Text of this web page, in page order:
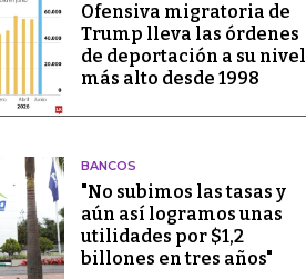
Ofensiva migratoria de
Trump lleva las órdenes
de deportación a su nivel
más alto desde 1998
BANCOS
"No subimos las tasas y
aún así logramos unas
utilidades por $1,2
billones en tres años"